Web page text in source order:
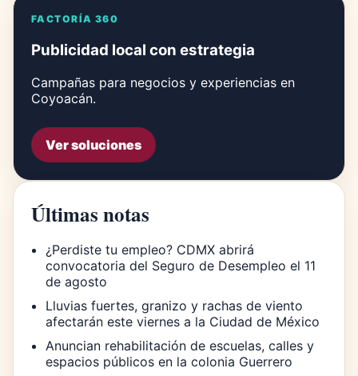
FACTORÍA 360
Publicidad local con estrategia
Campañas para negocios y experiencias en
Coyoacán.
Ver soluciones
Últimas notas
¿Perdiste tu empleo? CDMX abrirá
convocatoria del Seguro de Desempleo el 11
de agosto
Lluvias fuertes, granizo y rachas de viento
afectarán este viernes a la Ciudad de México
Anuncian rehabilitación de escuelas, calles y
espacios públicos en la colonia Guerrero